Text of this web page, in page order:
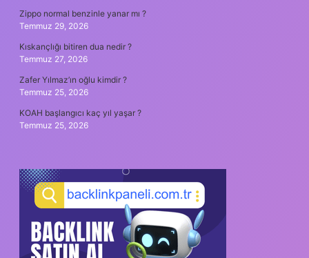
Zippo normal benzinle yanar mı ?
Temmuz 29, 2026
Kıskançlığı bitiren dua nedir ?
Temmuz 27, 2026
Zafer Yılmaz’ın oğlu kimdir ?
Temmuz 25, 2026
KOAH başlangıcı kaç yıl yaşar ?
Temmuz 25, 2026